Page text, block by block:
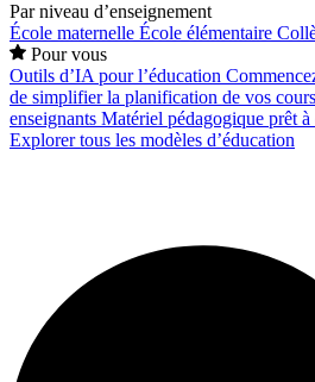
Par niveau d’enseignement
École maternelle École élémentaire
Pour vous
Outils d’IA pour l’éducation
de simplifier la planification de vos cours
enseignants Matériel pédagogique prêt
Explorer tous les modèles d’éducation